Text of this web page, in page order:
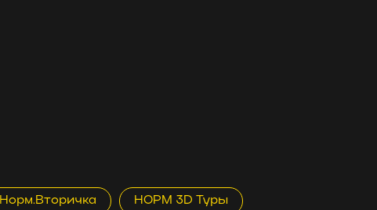
Норм.Вторичка НОРМ 3D Туры